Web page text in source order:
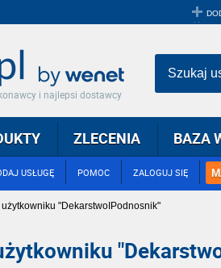
i najlepsi dostawcy
USŁUGĘ POMOC ZALOGUJ SIĘ
ZLECENIA BAZA
Szukaj
użytkowniku "DekarstwoIPodnosnik"